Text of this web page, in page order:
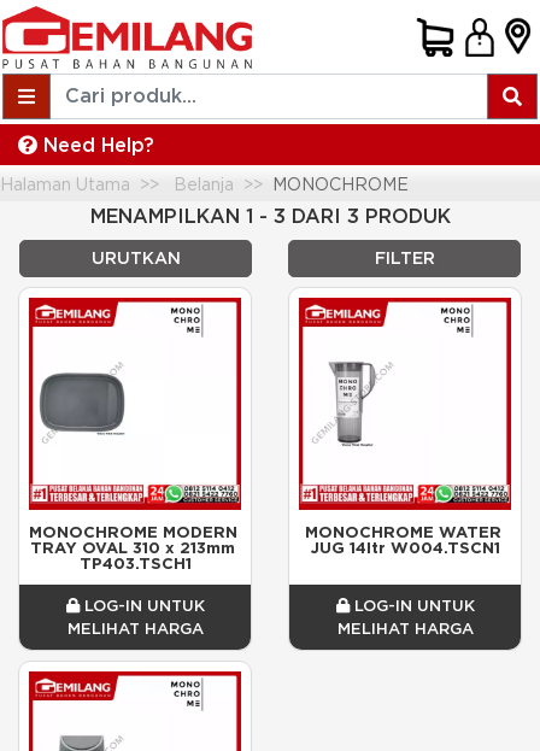
Need Help?
Halaman Utama Belanja MONOCHROME
MENAMPILKAN 1 - 3 DARI 3 PRODUK
URUTKAN FILTER
MONOCHROME MODERN
TRAY OVAL 310 x 213mm
TP403.TSCH1
LOG-IN UNTUK
MELIHAT HARGA
MONOCHROME WATER
JUG 14ltr W004.TSCN1
LOG-IN UNTUK
MELIHAT HARGA